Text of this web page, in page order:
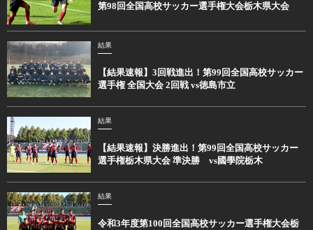
第98回全国高校サッカー選手権大会栃木県大会
結果
【結果速報】3回戦進出！第99回全国高校サッカー
選手権 全国大会 2回戦 vs徳島市立
結果
【結果速報】決勝進出！第99回全国高校サッカー
選手権栃木県大会 準決勝 vs國學院栃木
結果
令和3年度第100回全国高校サッカー選手権大会栃